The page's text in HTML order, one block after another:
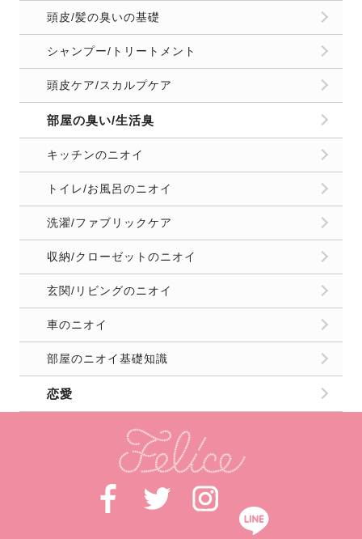
頭皮/髪の臭いの基礎
シャンプー/トリートメント
頭皮ケア/スカルプケア
部屋の臭い/生活臭
キッチンのニオイ
トイレ/お風呂のニオイ
洗濯/ファブリックケア
収納/クローゼットのニオイ
玄関/リビングのニオイ
車のニオイ
部屋のニオイ基礎知識
恋愛